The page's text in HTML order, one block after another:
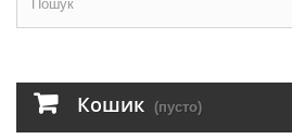
Кошик (пусто)